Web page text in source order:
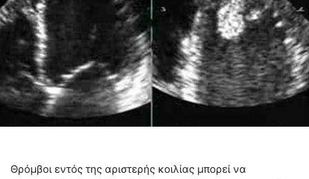
Θρόμβοι εντός της αριστερής κοιλίας μπορεί να